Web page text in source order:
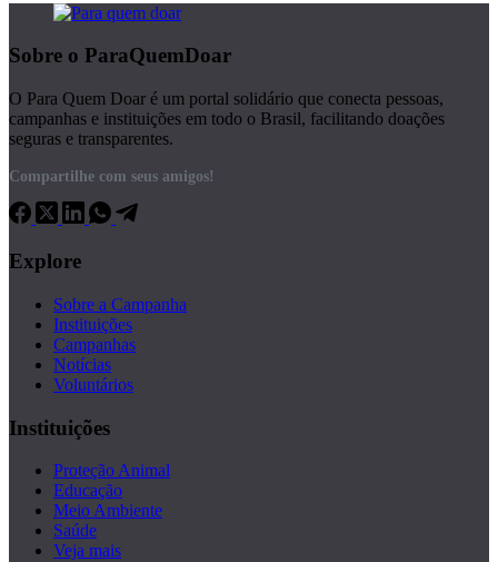
Sobre o ParaQuemDoar
O Para Quem Doar é um portal solidário que conecta pessoas,
campanhas e instituições em todo o Brasil, facilitando doações
seguras e transparentes.
Compartilhe com seus amigos!
Explore
Sobre a Campanha
Instituições
Campanhas
Notícias
Voluntários
Instituições
Proteção Animal
Educação
Meio Ambiente
Saúde
Veja mais